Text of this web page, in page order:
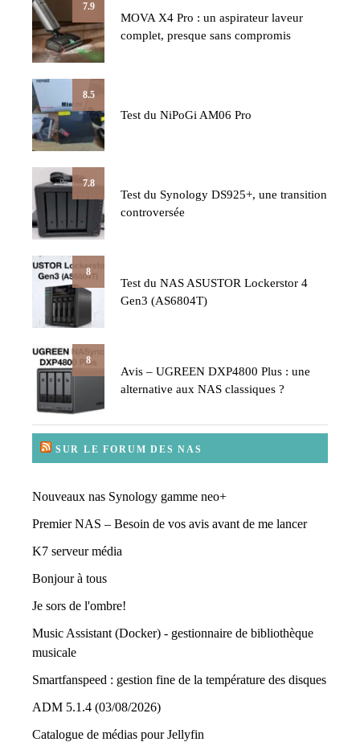
7.9
MOVA X4 Pro : un aspirateur laveur
complet, presque sans compromis
8.5
Test du NiPoGi AM06 Pro
7.8
Test du Synology DS925+, une transition
controversée
8
Test du NAS ASUSTOR Lockerstor 4
Gen3 (AS6804T)
8
Avis – UGREEN DXP4800 Plus : une
alternative aux NAS classiques ?
SUR LE FORUM DES NAS
Nouveaux nas Synology gamme neo+
Premier NAS – Besoin de vos avis avant de me lancer
K7 serveur média
Bonjour à tous
Je sors de l'ombre!
Music Assistant (Docker) - gestionnaire de bibliothèque
musicale
Smartfanspeed : gestion fine de la température des disques
ADM 5.1.4 (03/08/2026)
Catalogue de médias pour Jellyfin